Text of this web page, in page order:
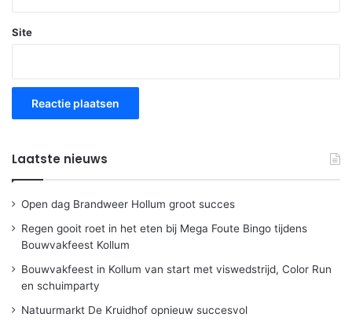
Site
Laatste nieuws
Open dag Brandweer Hollum groot succes
Regen gooit roet in het eten bij Mega Foute Bingo tijdens
Bouwvakfeest Kollum
Bouwvakfeest in Kollum van start met viswedstrijd, Color Run
en schuimparty
Natuurmarkt De Kruidhof opnieuw succesvol